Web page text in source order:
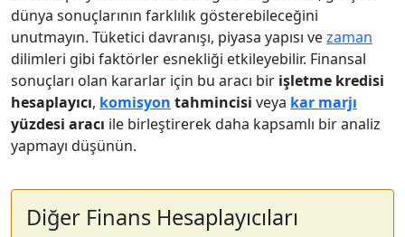
dünya sonuçlarının farklılık gösterebileceğini
unutmayın. Tüketici davranışı, piyasa yapısı vezaman
dilimleri gibi faktörler esnekliği etkileyebilir. Finansal
sonuçları olan kararlar için bu aracı bir işletme kredisi
hesaplayıcı, komisyon tahmincisi veya kar marjı
yüzdesi aracı ile birleştirerek daha kapsamlı bir analiz
yapmayı düşünün.
Diğer Finans Hesaplayıcıları